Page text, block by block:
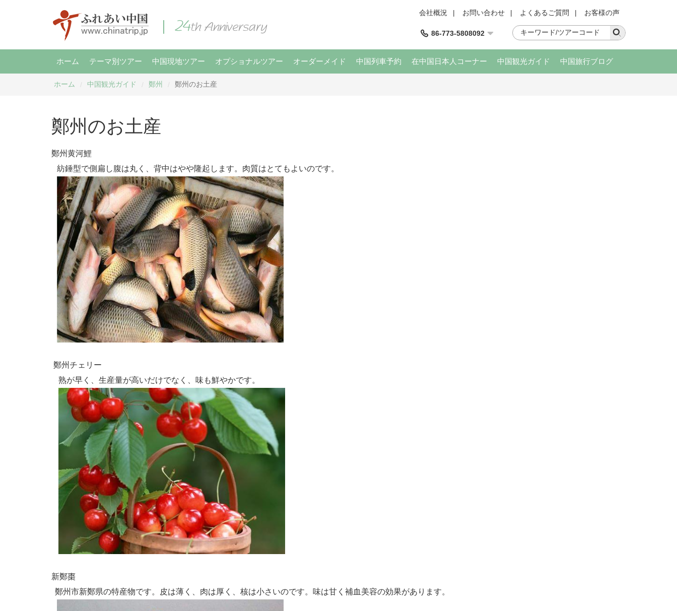
会社概況 | お問い合わせ | よくあるご質問 | お客様の声
86-773-5808092
ホーム テーマ別ツアー 中国現地ツアー オプショナルツアー オーダーメイド 中国列車予約 在中国日本人コーナー 中国観光ガイド 中国旅行ブログ
ホーム 中国観光ガイド 鄭州 鄭州のお土産
鄭州のお土産
鄭州黄河鯉
紡錘型で側扁し腹は丸く、背中はやや隆起します。肉質はとてもよいのです。
鄭州チェリー
熟が早く、生産量が高いだけでなく、味も鮮やかです。
新鄭棗
鄭州市新鄭県の特産物です。皮は薄く、肉は厚く、核は小さいのです。味は甘く補血美容の効果があります。